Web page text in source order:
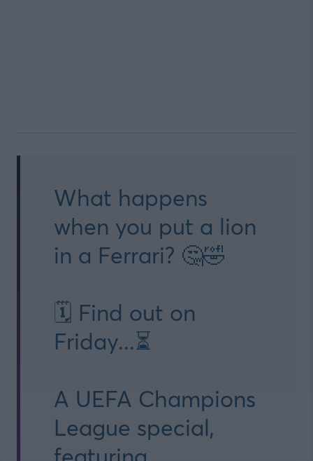
What happens
when you put a lion
in a Ferrari? 🤔🤣
🗓️ Find out on
Friday...⏳
A UEFA Champions
League special,